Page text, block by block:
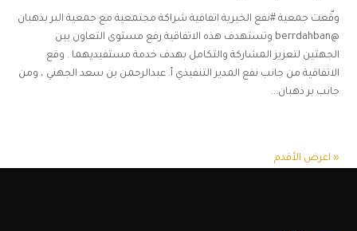
وقّعت جمعية #نفع الخيرية اتفاقية شراكة مجتمعية مع جمعية البر بذهبان
@berrdahban وتستهدف هذه الاتفاقية رفع مستوى التعاون بين
الجهتين لتعزيز المشاركة والتكامل بهدف خدمة مستفيديهما . وقع
الاتفاقية من جانب نفع المدير التنفيذي أ. عبدالرحمن بن سعد الجهني ، ومن
جانب بر ذهبان...
« اعرض الأقدم